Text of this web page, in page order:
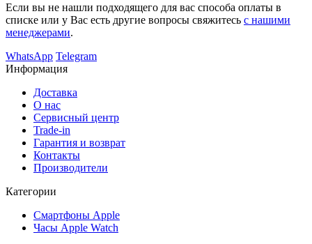
Если вы не нашли подходящего для вас способа оплаты в
списке или у Вас есть другие вопросы свяжитесь с нашими
менеджерами.
WhatsApp Telegram
Информация
Доставка
О нас
Сервисный центр
Trade-in
Гарантия и возврат
Контакты
Производители
Категории
Смартфоны Apple
Часы Apple Watch